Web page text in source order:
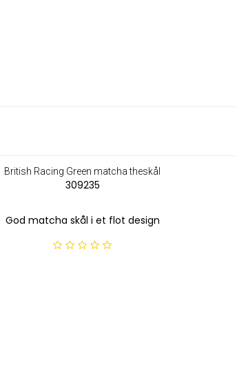
British Racing Green matcha theskål
309235
God matcha skål i et flot design